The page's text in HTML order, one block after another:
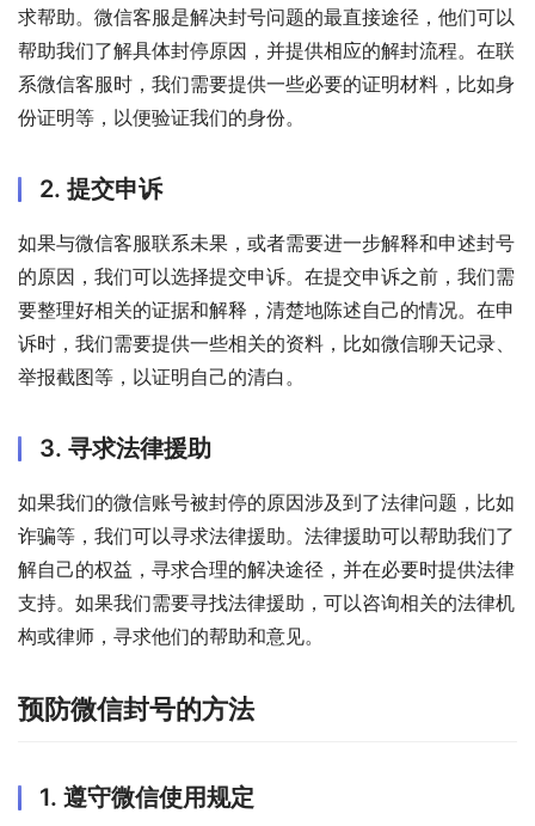
求帮助。微信客服是解决封号问题的最直接途径，他们可以
帮助我们了解具体封停原因，并提供相应的解封流程。在联
系微信客服时，我们需要提供一些必要的证明材料，比如身
份证明等，以便验证我们的身份。
2. 提交申诉
如果与微信客服联系未果，或者需要进一步解释和申述封号
的原因，我们可以选择提交申诉。在提交申诉之前，我们需
要整理好相关的证据和解释，清楚地陈述自己的情况。在申
诉时，我们需要提供一些相关的资料，比如微信聊天记录、
举报截图等，以证明自己的清白。
3. 寻求法律援助
如果我们的微信账号被封停的原因涉及到了法律问题，比如
诈骗等，我们可以寻求法律援助。法律援助可以帮助我们了
解自己的权益，寻求合理的解决途径，并在必要时提供法律
支持。如果我们需要寻找法律援助，可以咨询相关的法律机
构或律师，寻求他们的帮助和意见。
预防微信封号的方法
1. 遵守微信使用规定